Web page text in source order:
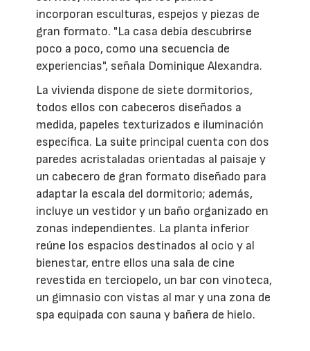
incorporan esculturas, espejos y piezas de
gran formato. "La casa debía descubrirse
poco a poco, como una secuencia de
experiencias", señala Dominique Alexandra.
La vivienda dispone de siete dormitorios,
todos ellos con cabeceros diseñados a
medida, papeles texturizados e iluminación
específica. La suite principal cuenta con dos
paredes acristaladas orientadas al paisaje y
un cabecero de gran formato diseñado para
adaptar la escala del dormitorio; además,
incluye un vestidor y un baño organizado en
zonas independientes. La planta inferior
reúne los espacios destinados al ocio y al
bienestar, entre ellos una sala de cine
revestida en terciopelo, un bar con vinoteca,
un gimnasio con vistas al mar y una zona de
spa equipada con sauna y bañera de hielo.